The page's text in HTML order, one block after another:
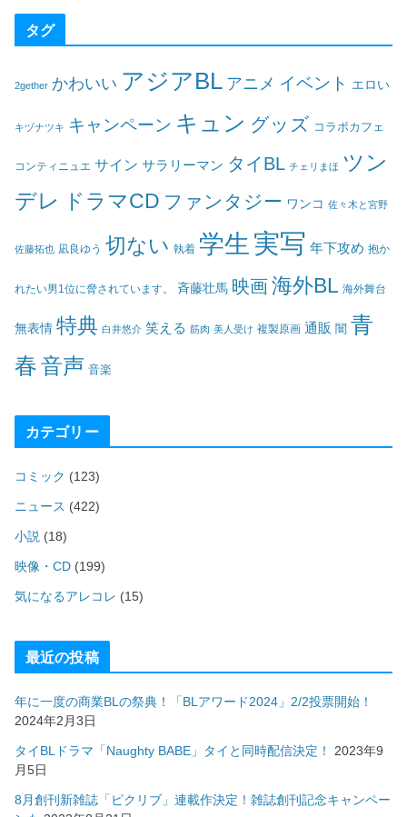
タグ
2gether かわいい アジアBL アニメ イベント エロい
キヅナツキ キャンペーン キュン グッズ コラボカフェ
コンティニュエ サイン サラリーマン タイBL チェリまほ ツン
デレ ドラマCD ファンタジー ワンコ 佐々木と宮野
佐藤拓也 凪良ゆう 切ない 執着 学生 実写 年下攻め 抱か
れたい男1位に脅されています。 斉藤壮馬 映画海外BL 海外舞台
無表情 特典 白井悠介 笑える 筋肉 美人受け 複製原画 通販 闇 青
春音声 音楽
カテゴリー
コミック (123)
ニュース (422)
小説 (18)
映像・CD (199)
気になるアレコレ (15)
最近の投稿
年に一度の商業BLの祭典！「BLアワード2024」2/2投票開始！
2024年2月3日
タイBLドラマ「Naughty BABE」タイと同時配信決定！
2023年9
月5日
8月創刊新雑誌「ピクリブ」連載作決定！雑誌創刊記念キャンペー